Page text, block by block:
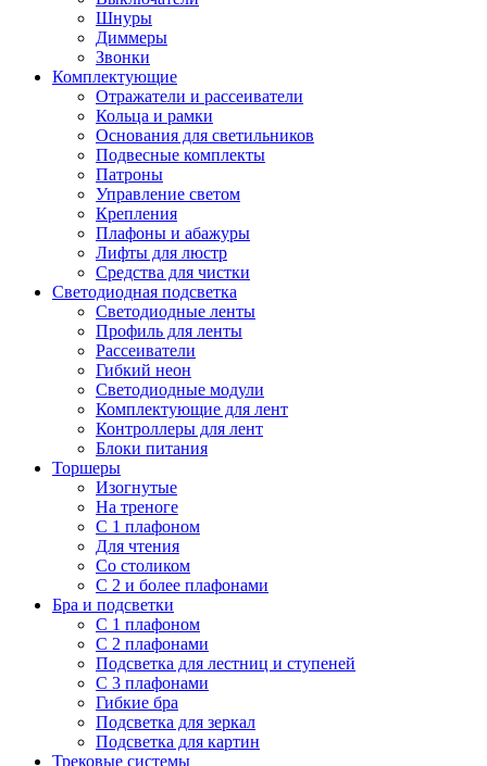
Шнуры
Диммеры
Звонки
Комплектующие
Отражатели и рассеиватели
Кольца и рамки
Основания для светильников
Подвесные комплекты
Патроны
Управление светом
Крепления
Плафоны и абажуры
Лифты для люстр
Средства для чистки
Светодиодная подсветка
Светодиодные ленты
Профиль для ленты
Рассеиватели
Гибкий неон
Светодиодные модули
Комплектующие для лент
Контроллеры для лент
Блоки питания
Торшеры
Изогнутые
На треноге
С 1 плафоном
Для чтения
Со столиком
С 2 и более плафонами
Бра и подсветки
С 1 плафоном
С 2 плафонами
Подсветка для лестниц и ступеней
С 3 плафонами
Гибкие бра
Подсветка для зеркал
Подсветка для картин
Трековые системы